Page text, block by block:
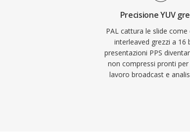
Precisione YUV
PAL cattura le slide come
interleaved grezzi a 16
presentazioni PPS
non compressi pronti per
lavoro broadcast e